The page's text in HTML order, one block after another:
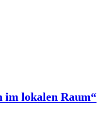
lokalen Raum“